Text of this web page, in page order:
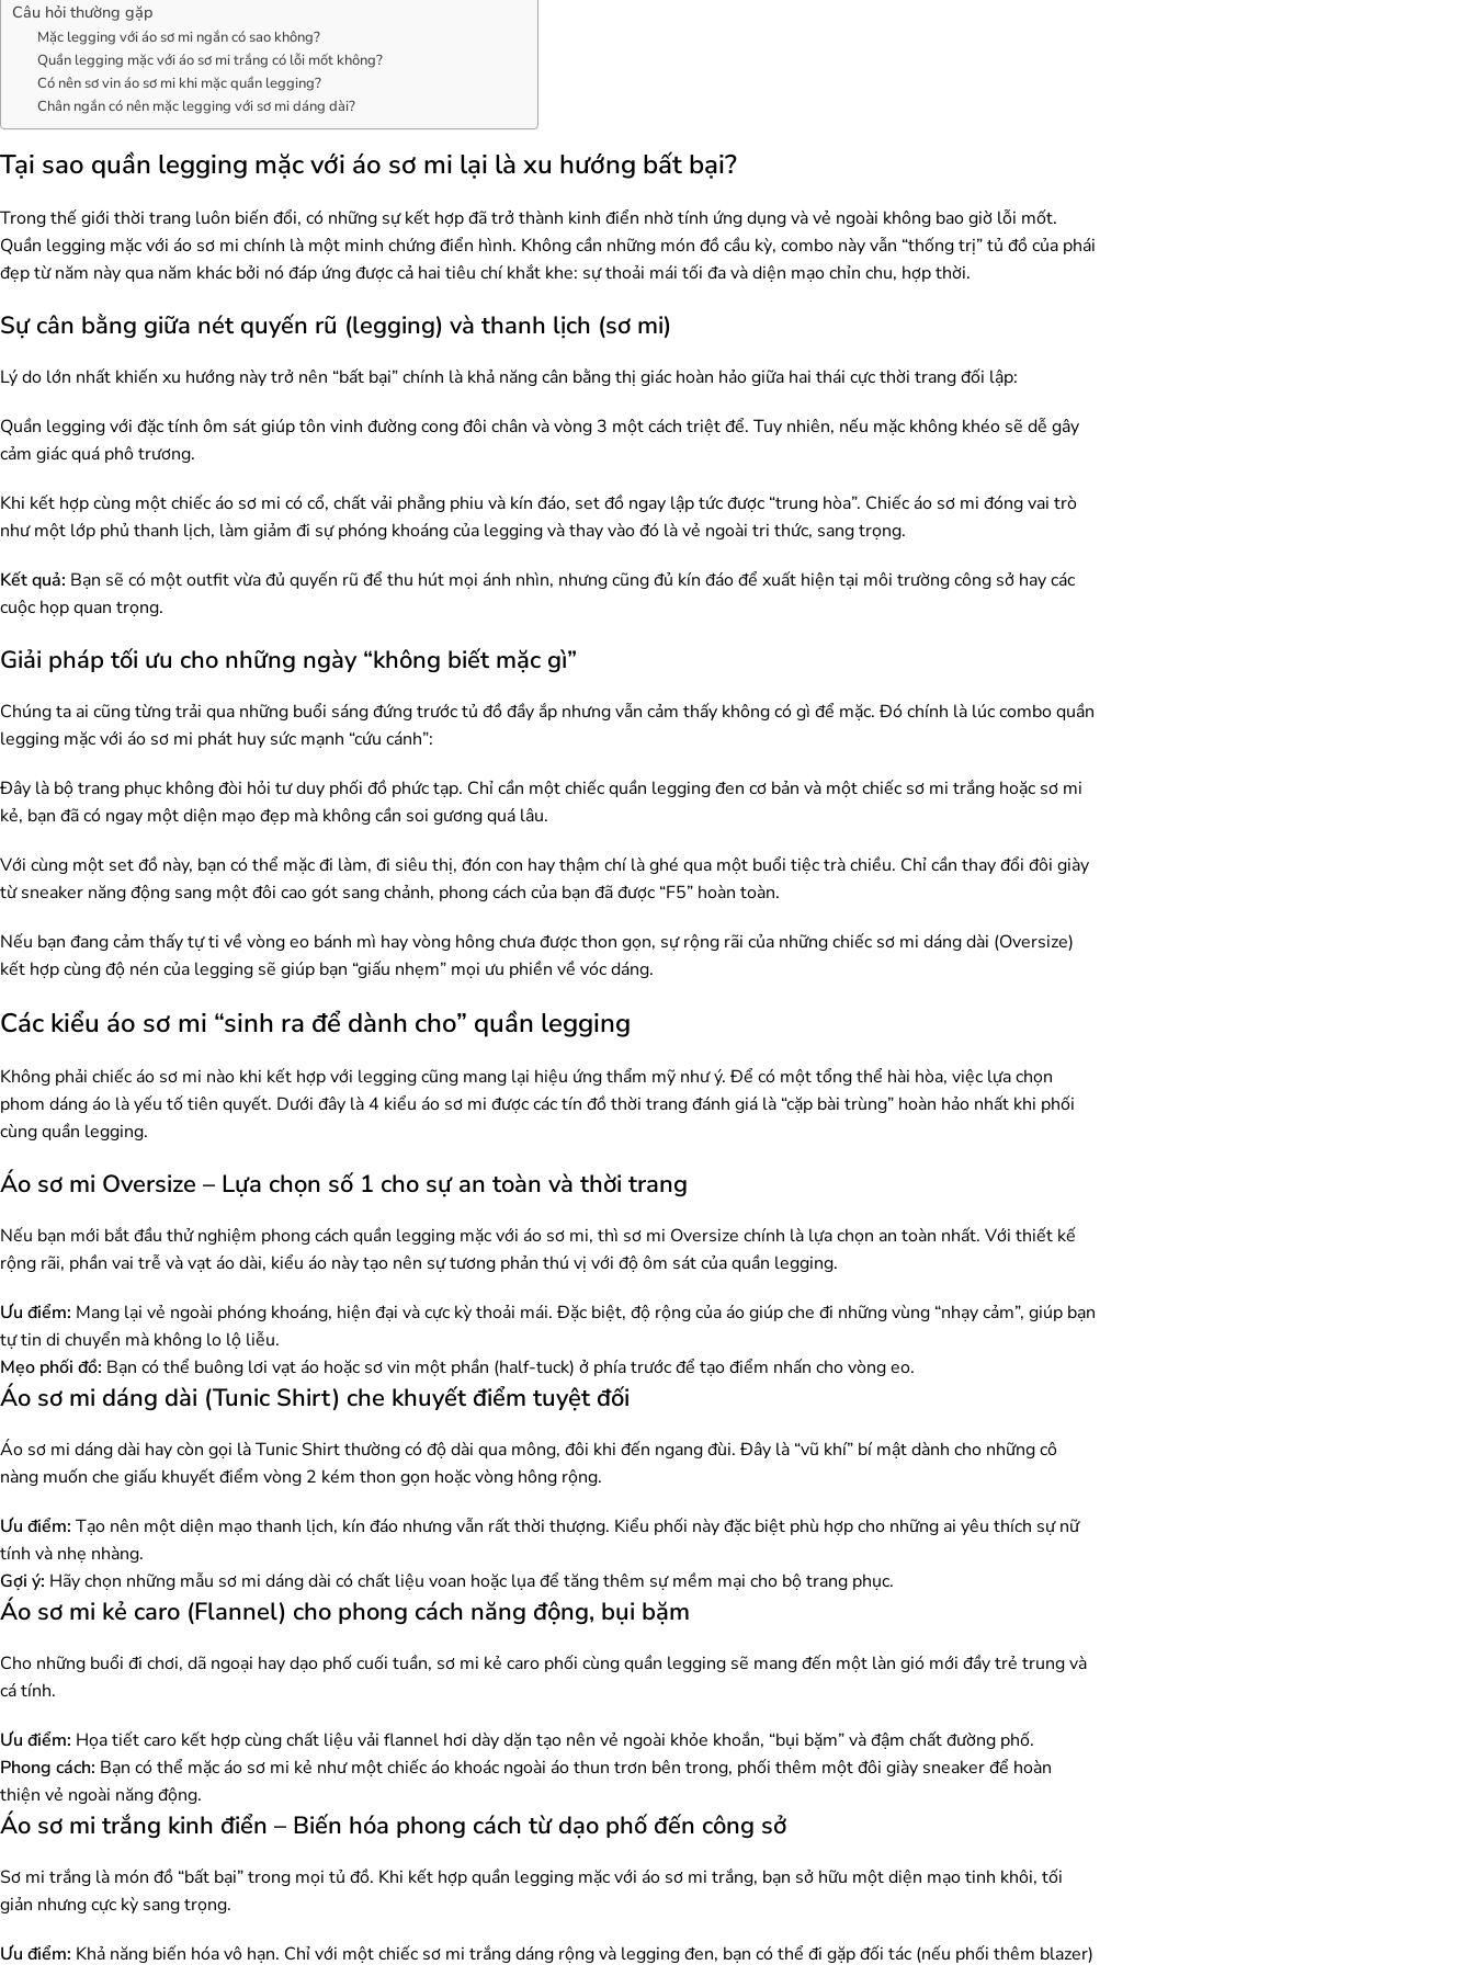
Câu hỏi thường gặp
Mặc legging với áo sơ mi ngắn có sao không?
Quần legging mặc với áo sơ mi trắng có lỗi mốt không?
Có nên sơ vin áo sơ mi khi mặc quần legging?
Chân ngắn có nên mặc legging với sơ mi dáng dài?
Tại sao quần legging mặc với áo sơ mi lại là xu hướng bất bại?
Trong thế giới thời trang luôn biến đổi, có những sự kết hợp đã trở thành kinh điển nhờ tính ứng dụng và vẻ ngoài không bao giờ lỗi mốt.
Quần legging mặc với áo sơ mi chính là một minh chứng điển hình. Không cần những món đồ cầu kỳ, combo này vẫn “thống trị” tủ đồ của phái
đẹp từ năm này qua năm khác bởi nó đáp ứng được cả hai tiêu chí khắt khe: sự thoải mái tối đa và diện mạo chỉn chu, hợp thời.
Sự cân bằng giữa nét quyến rũ (legging) và thanh lịch (sơ mi)
Lý do lớn nhất khiến xu hướng này trở nên “bất bại” chính là khả năng cân bằng thị giác hoàn hảo giữa hai thái cực thời trang đối lập:
Quần legging với đặc tính ôm sát giúp tôn vinh đường cong đôi chân và vòng 3 một cách triệt để. Tuy nhiên, nếu mặc không khéo sẽ dễ gây
cảm giác quá phô trương.
Khi kết hợp cùng một chiếc áo sơ mi có cổ, chất vải phẳng phiu và kín đáo, set đồ ngay lập tức được “trung hòa”. Chiếc áo sơ mi đóng vai trò
như một lớp phủ thanh lịch, làm giảm đi sự phóng khoáng của legging và thay vào đó là vẻ ngoài tri thức, sang trọng.
Kết quả: Bạn sẽ có một outfit vừa đủ quyến rũ để thu hút mọi ánh nhìn, nhưng cũng đủ kín đáo để xuất hiện tại môi trường công sở hay các
cuộc họp quan trọng.
Giải pháp tối ưu cho những ngày “không biết mặc gì”
Chúng ta ai cũng từng trải qua những buổi sáng đứng trước tủ đồ đầy ắp nhưng vẫn cảm thấy không có gì để mặc. Đó chính là lúc combo quần
legging mặc với áo sơ mi phát huy sức mạnh “cứu cánh”:
Đây là bộ trang phục không đòi hỏi tư duy phối đồ phức tạp. Chỉ cần một chiếc quần legging đen cơ bản và một chiếc sơ mi trắng hoặc sơ mi
kẻ, bạn đã có ngay một diện mạo đẹp mà không cần soi gương quá lâu.
Với cùng một set đồ này, bạn có thể mặc đi làm, đi siêu thị, đón con hay thậm chí là ghé qua một buổi tiệc trà chiều. Chỉ cần thay đổi đôi giày
từ sneaker năng động sang một đôi cao gót sang chảnh, phong cách của bạn đã được “F5” hoàn toàn.
Nếu bạn đang cảm thấy tự ti về vòng eo bánh mì hay vòng hông chưa được thon gọn, sự rộng rãi của những chiếc sơ mi dáng dài (Oversize)
kết hợp cùng độ nén của legging sẽ giúp bạn “giấu nhẹm” mọi ưu phiền về vóc dáng.
Các kiểu áo sơ mi “sinh ra để dành cho” quần legging
Không phải chiếc áo sơ mi nào khi kết hợp với legging cũng mang lại hiệu ứng thẩm mỹ như ý. Để có một tổng thể hài hòa, việc lựa chọn
phom dáng áo là yếu tố tiên quyết. Dưới đây là 4 kiểu áo sơ mi được các tín đồ thời trang đánh giá là “cặp bài trùng” hoàn hảo nhất khi phối
cùng quần legging.
Áo sơ mi Oversize – Lựa chọn số 1 cho sự an toàn và thời trang
Nếu bạn mới bắt đầu thử nghiệm phong cách quần legging mặc với áo sơ mi, thì sơ mi Oversize chính là lựa chọn an toàn nhất. Với thiết kế
rộng rãi, phần vai trễ và vạt áo dài, kiểu áo này tạo nên sự tương phản thú vị với độ ôm sát của quần legging.
Ưu điểm: Mang lại vẻ ngoài phóng khoáng, hiện đại và cực kỳ thoải mái. Đặc biệt, độ rộng của áo giúp che đi những vùng “nhạy cảm”, giúp bạn
tự tin di chuyển mà không lo lộ liễu.
Mẹo phối đồ: Bạn có thể buông lơi vạt áo hoặc sơ vin một phần (half-tuck) ở phía trước để tạo điểm nhấn cho vòng eo.
Áo sơ mi dáng dài (Tunic Shirt) che khuyết điểm tuyệt đối
Áo sơ mi dáng dài hay còn gọi là Tunic Shirt thường có độ dài qua mông, đôi khi đến ngang đùi. Đây là “vũ khí” bí mật dành cho những cô
nàng muốn che giấu khuyết điểm vòng 2 kém thon gọn hoặc vòng hông rộng.
Ưu điểm: Tạo nên một diện mạo thanh lịch, kín đáo nhưng vẫn rất thời thượng. Kiểu phối này đặc biệt phù hợp cho những ai yêu thích sự nữ
tính và nhẹ nhàng.
Gợi ý: Hãy chọn những mẫu sơ mi dáng dài có chất liệu voan hoặc lụa để tăng thêm sự mềm mại cho bộ trang phục.
Áo sơ mi kẻ caro (Flannel) cho phong cách năng động, bụi bặm
Cho những buổi đi chơi, dã ngoại hay dạo phố cuối tuần, sơ mi kẻ caro phối cùng quần legging sẽ mang đến một làn gió mới đầy trẻ trung và
cá tính.
Ưu điểm: Họa tiết caro kết hợp cùng chất liệu vải flannel hơi dày dặn tạo nên vẻ ngoài khỏe khoắn, “bụi bặm” và đậm chất đường phố.
Phong cách: Bạn có thể mặc áo sơ mi kẻ như một chiếc áo khoác ngoài áo thun trơn bên trong, phối thêm một đôi giày sneaker để hoàn
thiện vẻ ngoài năng động.
Áo sơ mi trắng kinh điển – Biến hóa phong cách từ dạo phố đến công sở
Sơ mi trắng là món đồ “bất bại” trong mọi tủ đồ. Khi kết hợp quần legging mặc với áo sơ mi trắng, bạn sở hữu một diện mạo tinh khôi, tối
giản nhưng cực kỳ sang trọng.
Ưu điểm: Khả năng biến hóa vô hạn. Chỉ với một chiếc sơ mi trắng dáng rộng và legging đen, bạn có thể đi gặp đối tác (nếu phối thêm blazer)